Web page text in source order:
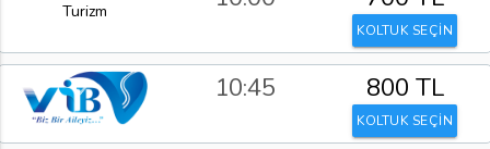
KOLTUK SEÇİN
10:45 800 TL
KOLTUK SEÇİN